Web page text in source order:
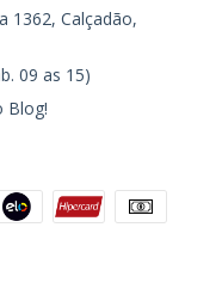
1362, Calçadão,
09 as 15)
Blog!